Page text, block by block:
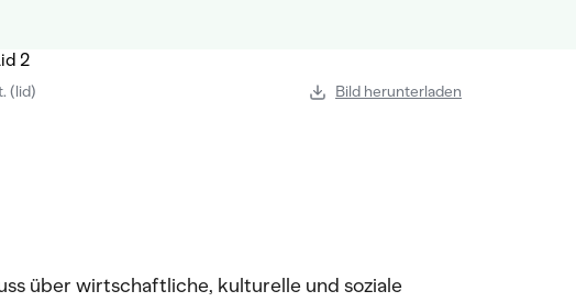
(lid) Bild herunterladen
über wirtschaftliche, kulturelle und soziale